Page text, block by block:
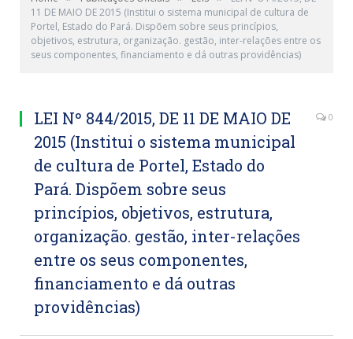
11 DE MAIO DE 2015 (Institui o sistema municipal de cultura de
Portel, Estado do Pará. Dispõem sobre seus princípios,
objetivos, estrutura, organização. gestão, inter-relações entre os
seus componentes, financiamento e dá outras providências)
LEI Nº 844/2015, DE 11 DE MAIO DE
2015 (Institui o sistema municipal
de cultura de Portel, Estado do
Pará. Dispõem sobre seus
princípios, objetivos, estrutura,
organização. gestão, inter-relações
entre os seus componentes,
financiamento e dá outras
providências)
0